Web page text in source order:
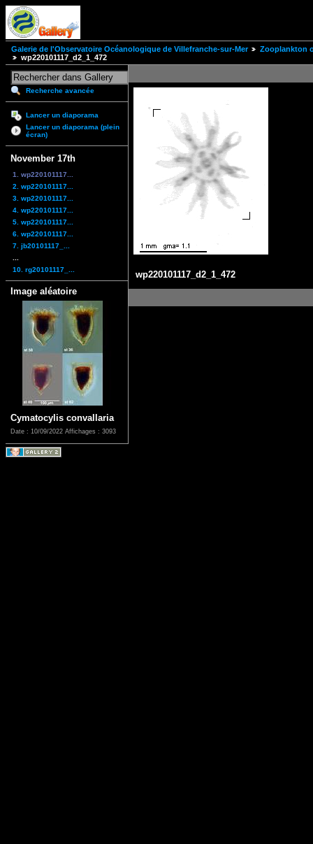
Galerie de l'Observatoire Océanologique de Villefranche-sur-Mer
Zooplankton
wp220101117_d2_1_472
Recherche avancée
Lancer un diaporama
Lancer un diaporama (plein
écran)
November 17th
1. wp220101117...
2. wp220101117...
3. wp220101117...
4. wp220101117...
5. wp220101117...
6. wp220101117...
7. jb20101117_...
10. rg20101117_...
Image aléatoire
Cymatocylis convallaria
Date : 10/09/2022 Affichages : 3093
wp220101117_d2_1_472